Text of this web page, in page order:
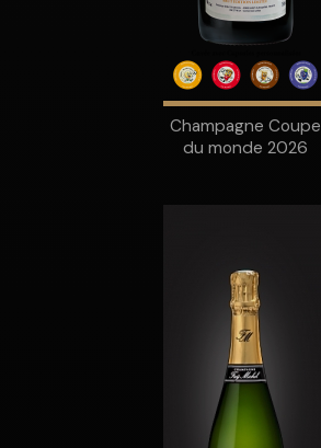
Champagne Coupe
du monde 2026